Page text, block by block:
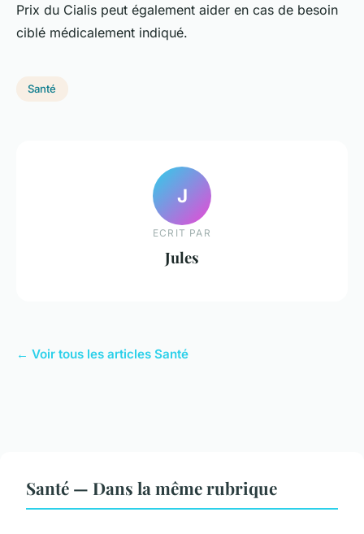
Prix du Cialis peut également aider en cas de besoin
ciblé médicalement indiqué.
Santé
J
ECRIT PAR
Jules
← Voir tous les articles Santé
Santé — Dans la même rubrique